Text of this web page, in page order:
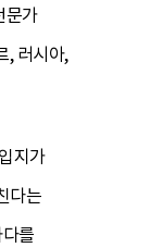
문가
, 러시아,
지가
다는
를